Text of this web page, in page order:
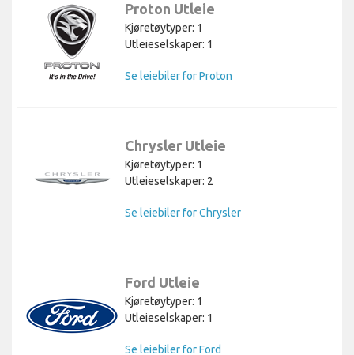
Proton Utleie
Kjøretøytyper: 1
Utleieselskaper: 1
Se leiebiler for Proton
Chrysler Utleie
Kjøretøytyper: 1
Utleieselskaper: 2
Se leiebiler for Chrysler
Ford Utleie
Kjøretøytyper: 1
Utleieselskaper: 1
Se leiebiler for Ford